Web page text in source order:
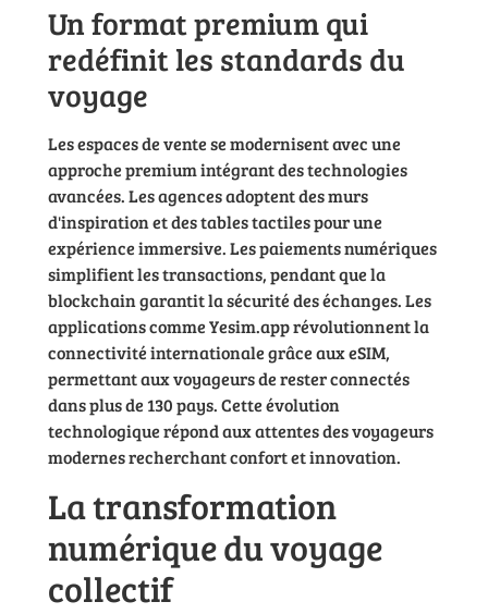
Un format premium qui
redéfinit les standards du
voyage
Les espaces de vente se modernisent avec une
approche premium intégrant des technologies
avancées. Les agences adoptent des murs
d'inspiration et des tables tactiles pour une
expérience immersive. Les paiements numériques
simplifient les transactions, pendant que la
blockchain garantit la sécurité des échanges. Les
applications comme Yesim.app révolutionnent la
connectivité internationale grâce aux eSIM,
permettant aux voyageurs de rester connectés
dans plus de 130 pays. Cette évolution
technologique répond aux attentes des voyageurs
modernes recherchant confort et innovation.
La transformation
numérique du voyage
collectif